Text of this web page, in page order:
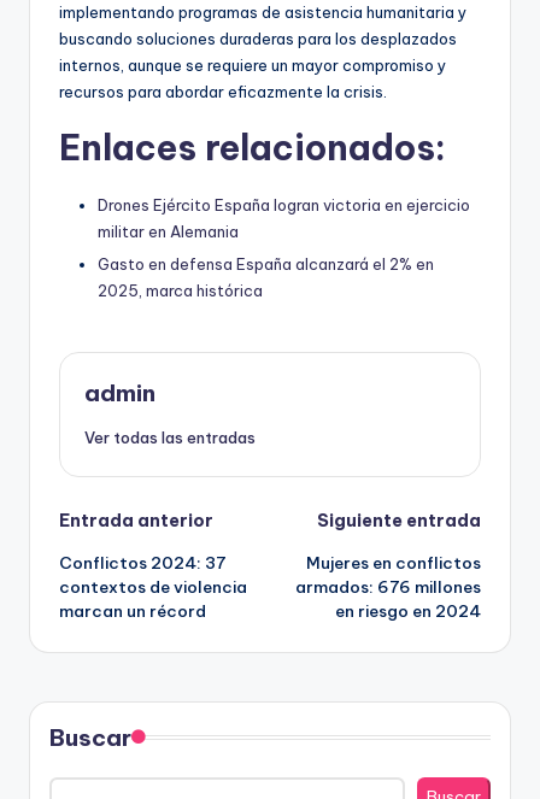
implementando programas de asistencia humanitaria y
buscando soluciones duraderas para los desplazados
internos, aunque se requiere un mayor compromiso y
recursos para abordar eficazmente la crisis.
Enlaces relacionados:
Drones Ejército España logran victoria en ejercicio
militar en Alemania
Gasto en defensa España alcanzará el 2% en
2025, marca histórica
admin
Ver todas las entradas
Navegación
de
entradas
Entrada anterior
Conflictos 2024: 37
contextos de violencia
marcan un récord
Siguiente entrada
Mujeres en conflictos
armados: 676 millones
en riesgo en 2024
Buscar